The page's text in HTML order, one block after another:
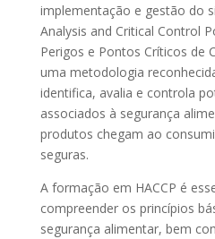
implementação e gestão do
Analysis and Critical Control
Perigos e Pontos Críticos de
uma metodologia
identifica, avalia e controla
associados à segurança
produtos chegam ao
seguras.
A formação em HACCP é
compreender os princípios
segurança alimentar, bem